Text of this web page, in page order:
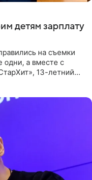
детям зарплату
на съемки
одни, а вместе с
13-летний